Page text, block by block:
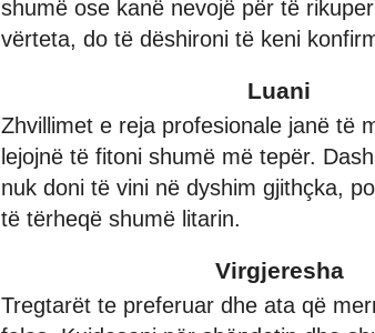
shumë ose kanë nevojë për të
vërteta, do të dëshironi të keni
Luani
Zhvillimet e reja profesionale janë të
lejojnë të fitoni shumë më tepër.
nuk doni të vini në dyshim gjithçka,
të tërheqë shumë litarin.
Virgjeresha
Tregtarët te preferuar dhe ata që